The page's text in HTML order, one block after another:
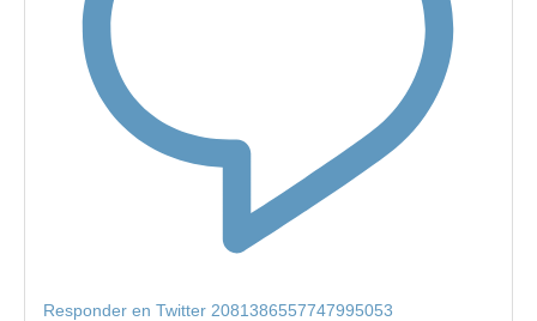
Responder en Twitter 2081386557747995053